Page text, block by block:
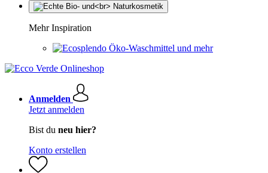
Mehr Inspiration
Öko-Waschmittel und mehr
Anmelden
Jetzt anmelden
Bist du neu hier?
Konto erstellen